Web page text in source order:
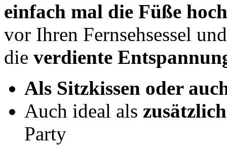
einfach mal die Füße
vor Ihren Fernsehsessel
die verdiente
Als Sitzkissen oder
Auch ideal als
Party